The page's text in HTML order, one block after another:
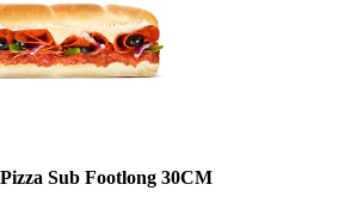
Pizza Sub Footlong 30CM